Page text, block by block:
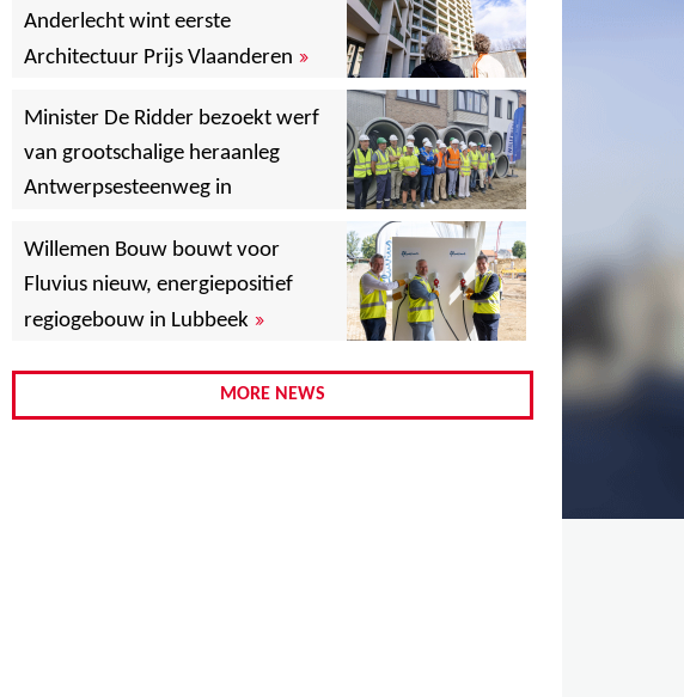
,
Anderlecht wint eerste
Architectuur Prijs Vlaanderen »
, ,
,
Minister De Ridder bezoekt werf
van grootschalige heraanleg
Antwerpsesteenweg in
,
Willemen Bouw bouwt voor
Fluvius nieuw, energiepositief
regiogebouw in Lubbeek »
MORE NEWS